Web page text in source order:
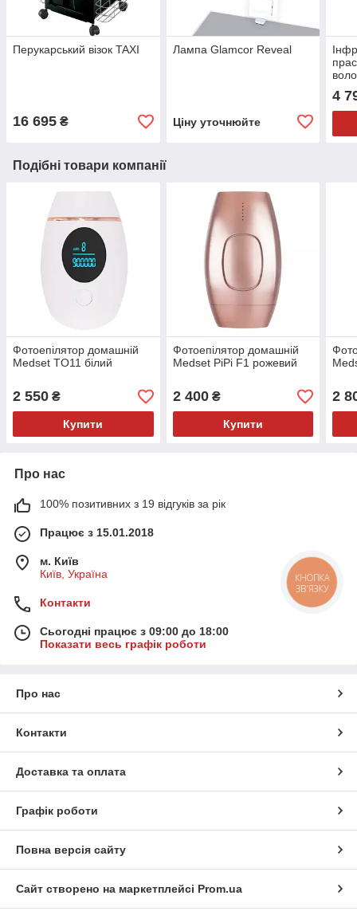
Перукарський візок TAXI
16 695 ₴
Лампа Glamcor Reveal
Ціну уточнюйте
4
Подібні товари компанії
Фотоепілятор домашній
Medset TO11 білий
2 550 ₴
Купити
Фотоепілятор домашній
Medset PiPi F1 рожевий
2 400₴
Купити
2
Про нас
100% позитивних з 19 відгуків за рік
Працює з 15.01.2018
м. Київ
Київ, Україна
Контакти
Сьогодні працює з 09:00 до 18:00
Показати весь графік роботи
Про нас
Контакти
Доставка та оплата
Графік роботи
Повна версія сайту
Сайт створено на маркетплейсі Prom.ua
КНОПКА
ЗВ'ЯЗКУ